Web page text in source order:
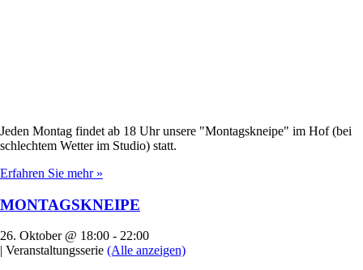
Jeden Montag findet ab 18 Uhr unsere "Montagskneipe" im Hof (bei
schlechtem Wetter im Studio) statt.
Erfahren Sie mehr »
MONTAGSKNEIPE
26. Oktober @ 18:00 - 22:00
| Veranstaltungsserie (Alle anzeigen)